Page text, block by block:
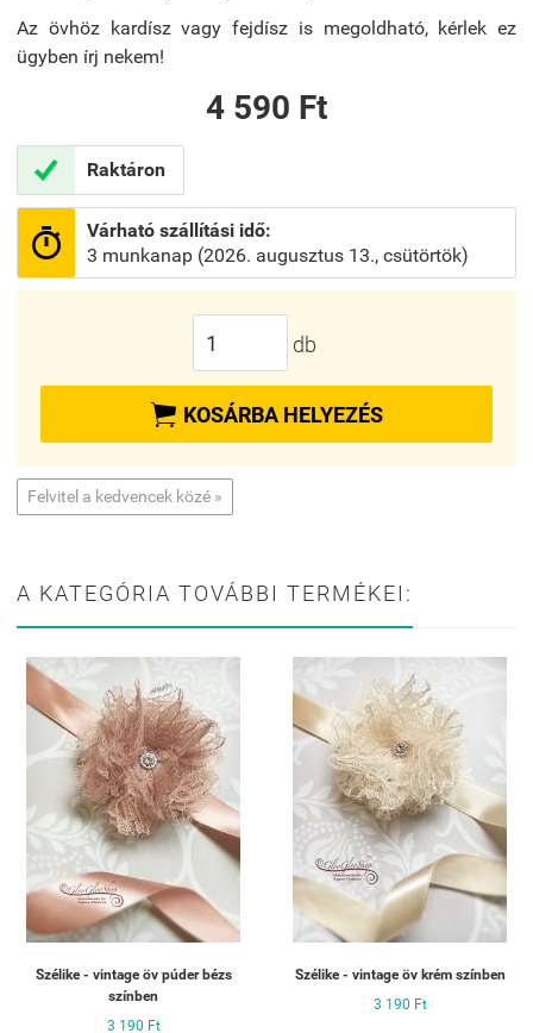
Az övhöz kardísz vagy fejdísz is megoldható, kérlek ez
ügyben írj nekem!
4 590 Ft
 Raktáron

Várható szállítási idő:
3 munkanap (2026. augusztus 13., csütörtök)
db
 KOSÁRBA HELYEZÉS
Felvitel a kedvencek közé »
A KATEGÓRIA TOVÁBBI TERMÉKEI:
Szélike - vintage öv púder bézs
színben
3 190 Ft
Szélike - vintage öv krém színben
3 190 Ft